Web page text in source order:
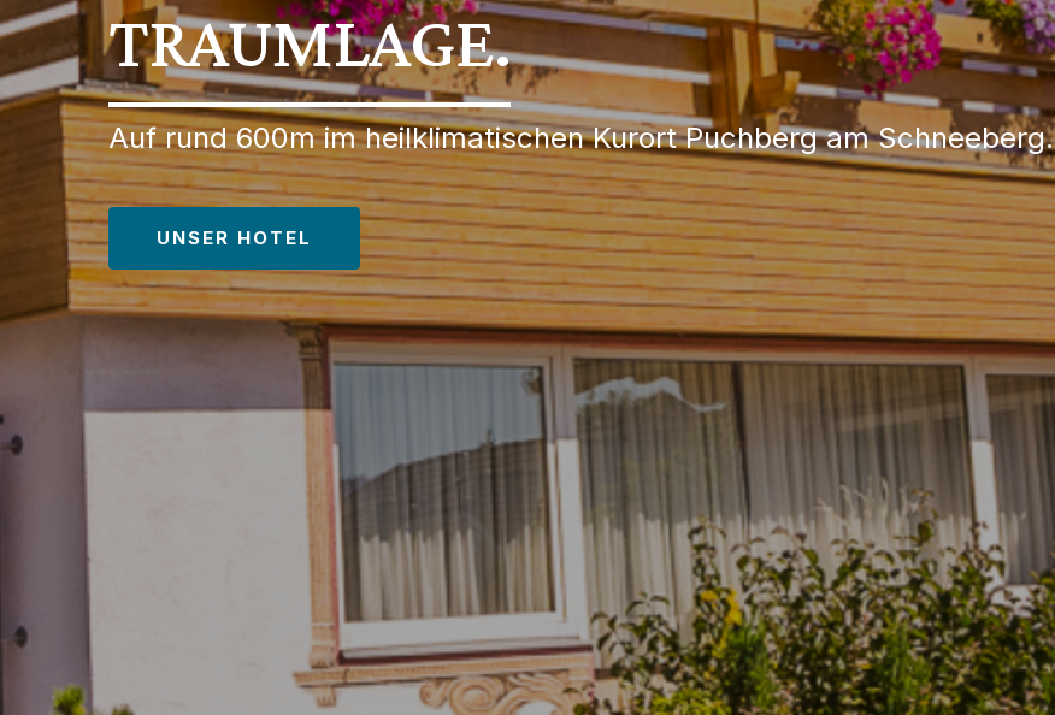
TRAUMLAGE.
Auf rund 600m im heilklimatischen Kurort Puchberg am Schneeberg.
UNSER HOTEL